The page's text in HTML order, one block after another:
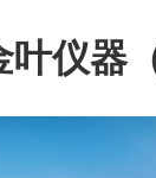
叶仪器